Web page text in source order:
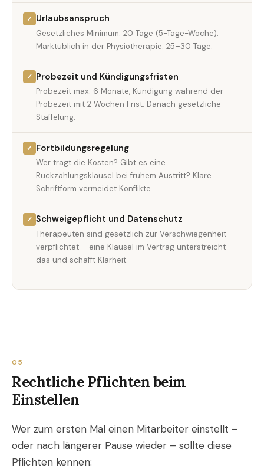
✓ Urlaubsanspruch
Gesetzliches Minimum: 20 Tage (5-Tage-Woche).
Marktüblich in der Physiotherapie: 25–30 Tage.
✓ Probezeit und Kündigungsfristen
Probezeit max. 6 Monate, Kündigung während der
Probezeit mit 2 Wochen Frist. Danach gesetzliche
Staffelung.
✓ Fortbildungsregelung
Wer trägt die Kosten? Gibt es eine
Rückzahlungsklausel bei frühem Austritt? Klare
Schriftform vermeidet Konflikte.
✓ Schweigepflicht und Datenschutz
Therapeuten sind gesetzlich zur Verschwiegenheit
verpflichtet – eine Klausel im Vertrag unterstreicht
das und schafft Klarheit.
05
Rechtliche Pflichten beim
Einstellen
Wer zum ersten Mal einen Mitarbeiter einstellt –
oder nach längerer Pause wieder – sollte diese
Pflichten kennen: